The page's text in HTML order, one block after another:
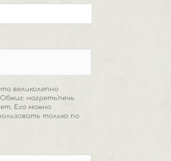
великолепно
нагреть'печь
Его можно
только по